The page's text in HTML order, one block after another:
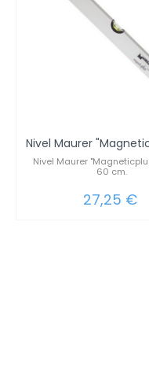
Nivel Maurer
60 cm.
27,25 €